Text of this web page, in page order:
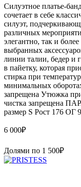
Силуэтное платье-
сочетает в себе
силуэт,
различных
элегантно, так и
выбранных
линии талии, бедер и
в пайетку, которая
стирка при
минимальных
запрещена Утюжка
чистка запрещена
размер S Рост 176 ОГ
6 000₽
Долями по 1 500₽